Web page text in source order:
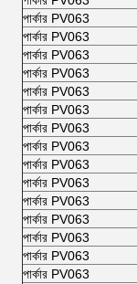
পার্কার PV063
পার্কার PV063
পার্কার PV063
পার্কার PV063
পার্কার PV063
পার্কার PV063
পার্কার PV063
পার্কার PV063
পার্কার PV063
পার্কার PV063
পার্কার PV063
পার্কার PV063
পার্কার PV063
পার্কার PV063
পার্কার PV063